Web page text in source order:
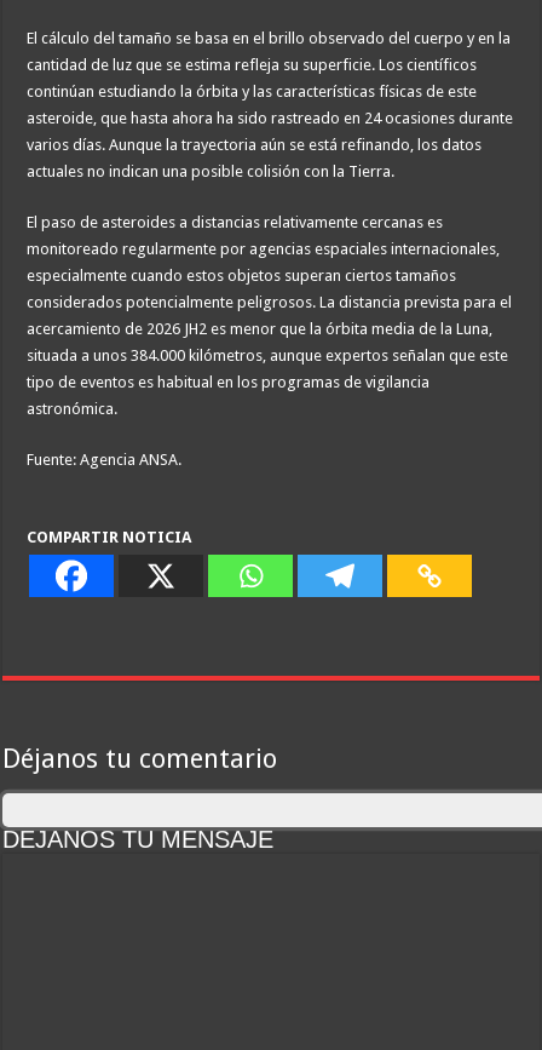
El cálculo del tamaño se basa en el brillo observado del cuerpo y en la
cantidad de luz que se estima refleja su superficie. Los científicos
continúan estudiando la órbita y las características físicas de este
asteroide, que hasta ahora ha sido rastreado en 24 ocasiones durante
varios días. Aunque la trayectoria aún se está refinando, los datos
actuales no indican una posible colisión con la Tierra.
El paso de asteroides a distancias relativamente cercanas es
monitoreado regularmente por agencias espaciales internacionales,
especialmente cuando estos objetos superan ciertos tamaños
considerados potencialmente peligrosos. La distancia prevista para el
acercamiento de 2026 JH2 es menor que la órbita media de la Luna,
situada a unos 384.000 kilómetros, aunque expertos señalan que este
tipo de eventos es habitual en los programas de vigilancia
astronómica.
Fuente: Agencia ANSA.
COMPARTIR NOTICIA
Déjanos tu comentario
DEJANOS TU MENSAJE